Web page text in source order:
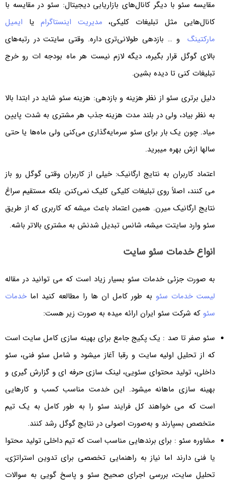
مقایسه سئو با دیگر کانال‌های بازاریابی دیجیتال: سئو در مقایسه با
کانال‌هایی مثل تبلیغات کلیکی، مدیریت اینستاگرامیا
ایمیل
مارکتینگو … بازدهی طولانی‌تری داره. وقتی سایتت در رتبه‌های
بالای گوگل قرار بگیره، دیگه لازم نیست هر ماه بودجه ات رو خرج
تبلیغات کنی تا دیده بشین.
دلیل برتری سئو از نظر هزینه و بازدهی: هزینه سئو شاید در ابتدا بالا
به نظر بیاد، ولی در بلند مدت هزینه جذب هر مشتری به شدت پایین
میاد. چون یک بار برای سئو سرمایه‌گذاری می‌کنی ولی ماه‌ها یا حتی
سالها ازش بهره میبرید.
اعتماد کاربران به نتایج ارگانیک: خیلی از کاربران وقتی گوگل رو باز
می کنند، اصلاً روی تبلیغات کلیکی کلیک نمی‌کنن. بلکه مستقیم سراغ
نتایج ارگانیک میرن. همین اعتماد باعث میشه که کاربری که از طریق
سئو وارد سایتت میشه، شانس تبدیل شدنش به مشتری بالاتر باشه.
انواع خدمات سئو سایت
به صورت جزئی خدمات سئو بسیار زیاد است که می توانید در مقاله
لیست خدمات سئوبه طور کامل ان ها را مطالعه کنید اما خدمات
سئوکه شرکت سئو ایران ارائه میده به صورت زیر هست:
سئو صفر تا صد : یک پکیج جامع برای بهینه سازی کامل سایت است
که از تحلیل اولیه سایت و رقبا آغاز میشود و شامل سئو فنی، سئو
داخلی، تولید محتوای سئویی، لینک سازی حرفه ای و گزارش گیری و
بهینه سازی ماهانه میشود. این خدمت مناسب کسب و کارهایی
است که می خواهند کل فرایند سئو را به طور کامل به یک تیم
متخصص بسپارند و به‌صورت اصولی در نتایج گوگل رشد کنند.
مشاوره سئو : برای برندهایی مناسب است که تیم داخلی تولید محتوا
یا فنی دارند اما نیاز به راهنمایی تخصصی برای تدوین استراتژی،
تحلیل سایت، بررسی اجرای صحیح سئو و پاسخ گویی به سوالات